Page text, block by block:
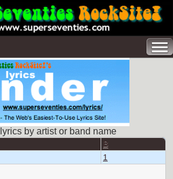
by artist or band name
B
1